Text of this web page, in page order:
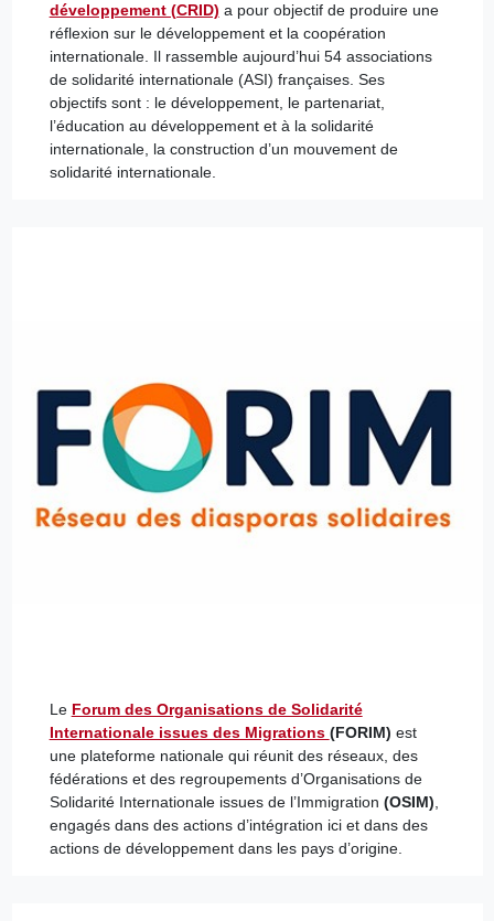
développement (CRID) a pour objectif de produire une
réflexion sur le développement et la coopération
internationale. Il rassemble aujourd’hui 54 associations
de solidarité internationale (ASI) françaises. Ses
objectifs sont : le développement, le partenariat,
l’éducation au développement et à la solidarité
internationale, la construction d’un mouvement de
solidarité internationale.
Le Forum des Organisations de Solidarité
Internationale issues des Migrations (FORIM) est
une plateforme nationale qui réunit des réseaux, des
fédérations et des regroupements d’Organisations de
Solidarité Internationale issues de l’Immigration (OSIM)
engagés dans des actions d’intégration ici et dans des
actions de développement dans les pays d’origine.